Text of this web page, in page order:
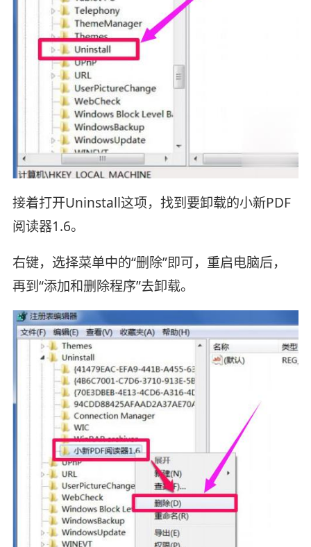
接着打开Uninstall这项，找到要卸载的小新PDF
阅读器1.6。
右键，选择菜单中的“删除”即可，重启电脑后，
再到“添加和删除程序”去卸载。